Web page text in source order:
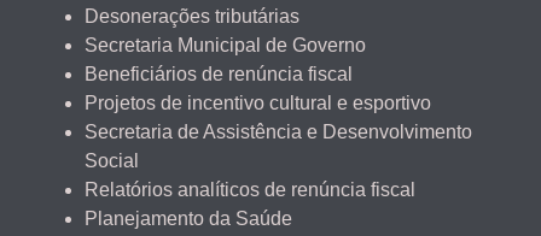
Desonerações tributárias
Secretaria Municipal de Governo
Beneficiários de renúncia fiscal
Projetos de incentivo cultural e esportivo
Secretaria de Assistência e Desenvolvimento
Social
Relatórios analíticos de renúncia fiscal
Planejamento da Saúde